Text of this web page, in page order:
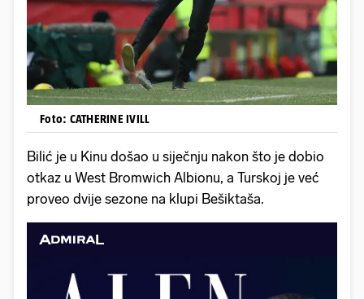
Foto: CATHERINE IVILL
Bilić je u Kinu došao u siječnju nakon što je dobio
otkaz u West Bromwich Albionu, a Turskoj je već
proveo dvije sezone na klupi Bešiktaša.